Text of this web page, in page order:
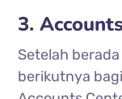
3.
Setelah
berikutnya